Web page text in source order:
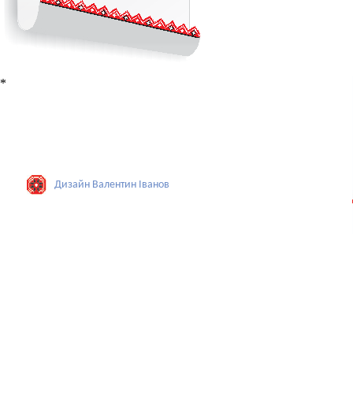
*
Дизайн Валентин Iванов